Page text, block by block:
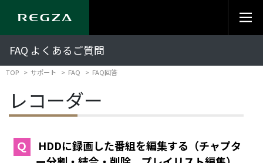
FAQ よくあるご質問
TOP サポート FAQ FAQ回答
レコーダー